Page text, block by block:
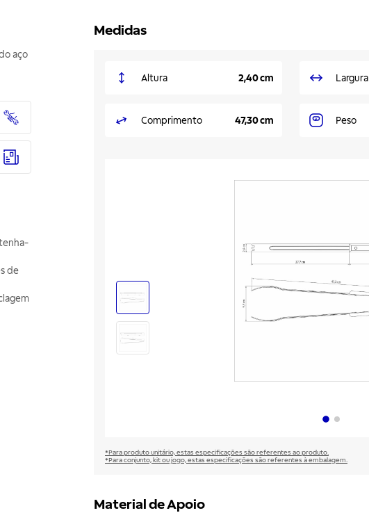
aço
de
Medidas
Altura 2,40 cm Largura
Comprimento 47,30 cm Peso
*Para produto unitário, estas especificações são referentes ao produto.
*Para conjunto, kit ou jogo, estas especificações são referentes à embalagem.
Material de Apoio